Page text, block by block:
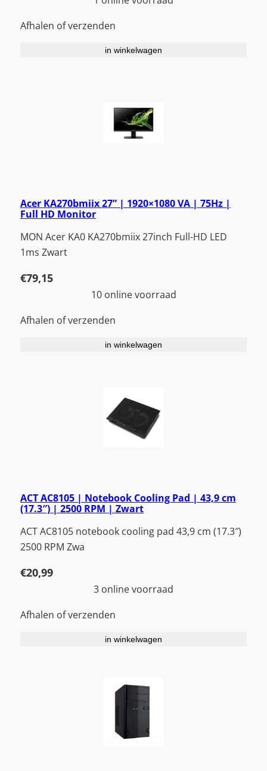
Afhalen of verzenden
in winkelwagen
Acer KA270bmiix 27” | 1920×1080 VA | 75Hz |
Full HD Monitor
MON Acer KA0 KA270bmiix 27inch Full-HD LED
1ms Zwart
€79,15
10 online voorraad
Afhalen of verzenden
in winkelwagen
ACT AC8105 | Notebook Cooling Pad | 43,9 cm
(17.3″) | 2500 RPM | Zwart
ACT AC8105 notebook cooling pad 43,9 cm (17.3″)
2500 RPM Zwa
€20,99
3 online voorraad
Afhalen of verzenden
in winkelwagen